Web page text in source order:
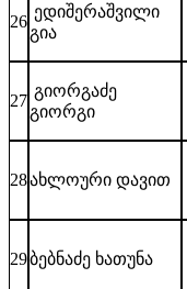
26
ედიშერაშვილი
გია
27
გიორგაძე
გიორგი
28ახლოური დავით
29ბებნაძე ხათუნა